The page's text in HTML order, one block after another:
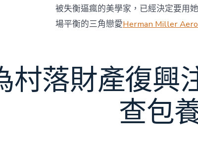
被失衡逼瘋的美學家，已經決定要用
場平衡的三角戀愛Herman Miller
村落財產復興
查包